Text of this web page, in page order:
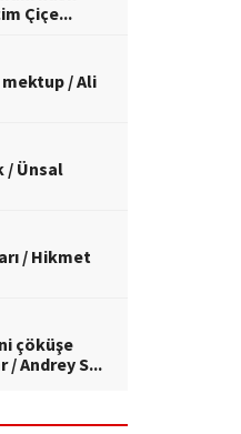
Çiçe...
/ Ali
/ Ünsal
/ Hikmet
çöküşe
Andrey S...